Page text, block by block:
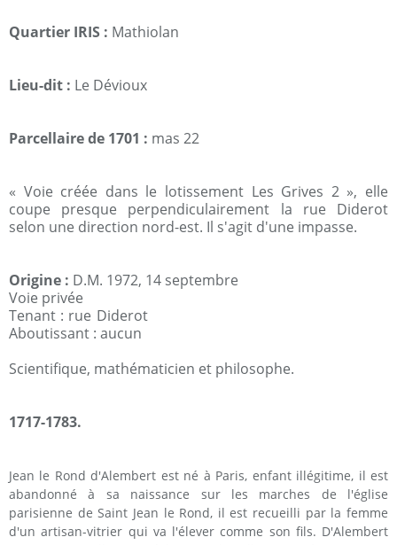
Quartier IRIS : Mathiolan
Lieu-dit : Le Dévioux
Parcellaire de 1701 : mas 22
« Voie créée dans le lotissement Les Grives 2 », elle
coupe presque perpendiculairement la rue Diderot
selon une direction nord-est. Il s'agit d'une impasse.
Origine : D.M. 1972, 14 septembre
Voie privée
Tenant : rue Diderot
Aboutissant : aucun
Scientifique, mathématicien et philosophe.
1717-1783.
Jean le Rond d'Alembert est né à Paris, enfant illégitime, il est
abandonné à sa naissance sur les marches de l'église
parisienne de Saint Jean le Rond, il est recueilli par la femme
d'un artisan-vitrier qui va l'élever comme son fils. D'Alembert